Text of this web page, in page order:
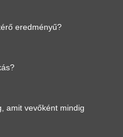
eredményű?
amit vevőként mindig